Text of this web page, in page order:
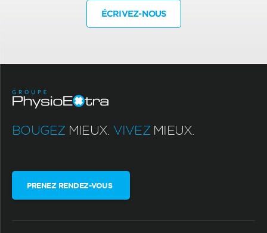
ÉCRIVEZ-NOUS
BOUGEZ MIEUX. VIVEZ MIEUX.
PRENEZ RENDEZ-VOUS